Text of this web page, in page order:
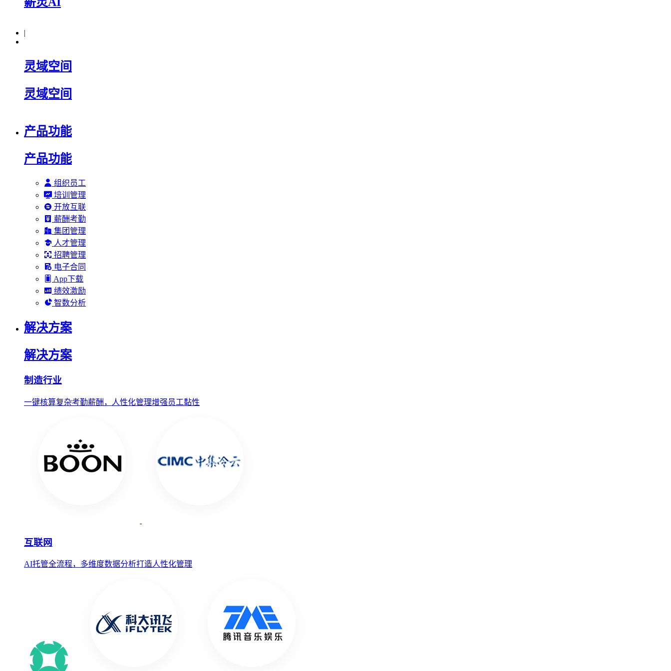
|
灵域空间
灵域空间
产品功能
产品功能
组织员工
培训管理
开放互联
薪酬考勤
集团管理
人才管理
招聘管理
电子合同
App下载
绩效激励
智数分析
解决方案
解决方案
制造行业
一键核算复杂考勤薪酬，人性化管理增强员工黏性
互联网
AI托管全流程，多维度数据分析打造人性化管理